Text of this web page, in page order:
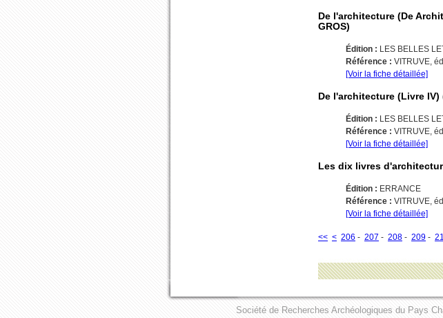
De l'architecture (De
GROS)
Édition : LES BELLES
Référence : VITRUVE,
[Voir la fiche détaillée]
De l'architecture (Livre
Édition : LES BELLES
Référence : VITRUVE,
[Voir la fiche détaillée]
Les dix livres
Édition : ERRANCE
Référence : VITRUVE,
[Voir la fiche détaillée]
<< < 206 - 207 - 208 - 209 -
Société de Recherches Archéologiques du Pays